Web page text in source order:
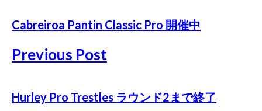
Cabreiroa Pantin Classic Pro 開催中
Previous Post
Hurley Pro Trestles ラウンド2まで終了